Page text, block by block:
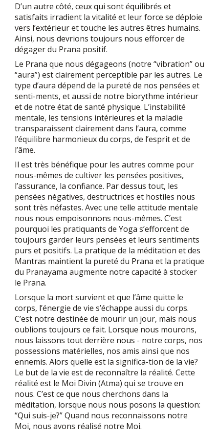
D’un autre côté, ceux qui sont équilibrés et
satisfaits irradient la vitalité et leur force se déploie
vers l’extérieur et touche les autres êtres humains.
Ainsi, nous devrions toujours nous efforcer de
dégager du Prana positif.
Le Prana que nous dégageons (notre “vibration” ou
“aura”) est clairement perceptible par les autres. Le
type d’aura dépend de la pureté de nos pensées et
senti-ments, et aussi de notre biorythme intérieur
et de notre état de santé physique. L’instabilité
mentale, les tensions intérieures et la maladie
transparaissent clairement dans l’aura, comme
l’équilibre harmonieux du corps, de l’esprit et de
l’âme.
Il est très bénéfique pour les autres comme pour
nous-mêmes de cultiver les pensées positives,
l’assurance, la confiance. Par dessus tout, les
pensées négatives, destructrices et hostiles nous
sont très néfastes. Avec une telle attitude mentale
nous nous empoisonnons nous-mêmes. C’est
pourquoi les pratiquants de Yoga s’efforcent de
toujours garder leurs pensées et leurs sentiments
purs et positifs. La pratique de la méditation et des
Mantras maintient la pureté du Prana et la pratique
du Pranayama augmente notre capacité à stocker
le Prana.
Lorsque la mort survient et que l’âme quitte le
corps, l’énergie de vie s’échappe aussi du corps.
C’est notre destinée de mourir un jour, mais nous
oublions toujours ce fait. Lorsque nous mourons,
nous laissons tout derrière nous - notre corps, nos
possessions matérielles, nos amis ainsi que nos
ennemis. Alors quelle est la significa-tion de la vie?
Le but de la vie est de reconnaître la réalité. Cette
réalité est le Moi Divin (Atma) qui se trouve en
nous. C’est ce que nous cherchons dans la
méditation, lorsque nous nous posons la question:
“Qui suis-je?” Quand nous reconnaissons notre
Moi, nous avons réalisé notre Moi.